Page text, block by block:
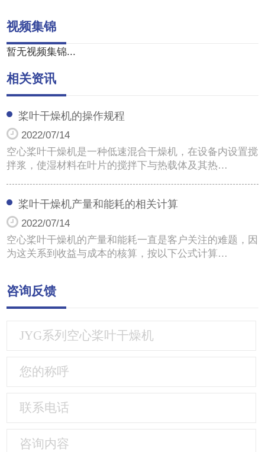
视频集锦
暂无视频集锦...
相关资讯
桨叶干燥机的操作规程
2022/07/14
空心桨叶干燥机是一种低速混合干燥机，在设备内设置搅
拌浆，使湿材料在叶片的搅拌下与热载体及其热…
桨叶干燥机产量和能耗的相关计算
2022/07/14
空心桨叶干燥机的产量和能耗一直是客户关注的难题，因
为这关系到收益与成本的核算，按以下公式计算…
咨询反馈